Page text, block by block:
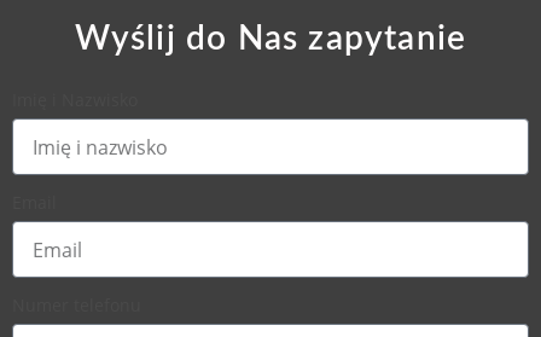
Wyślij do Nas zapytanie